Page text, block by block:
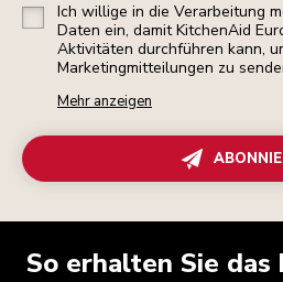
Ich willige in die Verarbeitung
Daten ein, damit KitchenAid
Aktivitäten durchführen kann,
Marketingmitteilungen zu
Mehr anzeigen
So erhalten Sie das